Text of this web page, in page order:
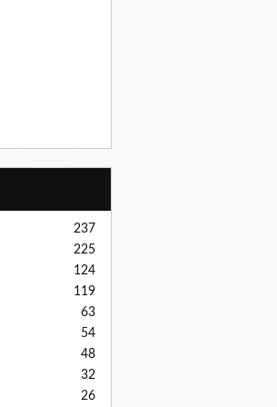
237
225
124
119
63
54
48
32
26